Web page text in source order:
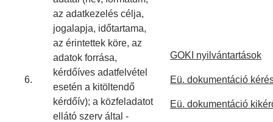
6.
az adatkezelés célja,
jogalapja, időtartama,
az érintettek köre, az
adatok forrása,
kérdőíves adatfelvétel
esetén a kitöltendő
kérdőív); a közfeladatot
ellátó szerv által -
GOKI nyilvántartások
Eü. dokumentáció
Eü. dokumentáció